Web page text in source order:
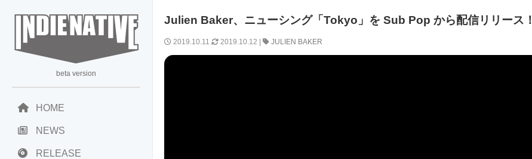
beta version
HOME
NEWS
RELEASE
Julien Baker、ニューシング「Tokyo」を Sub Pop から配信リリース！
2019.10.11 2019.10.12 | JULIEN BAKER